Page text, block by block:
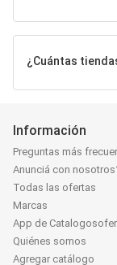
¿Cuántas
Información
Preguntas más
Anunciá con
Todas las ofertas
Marcas
App de
Quiénes somos
Agregar catálogo